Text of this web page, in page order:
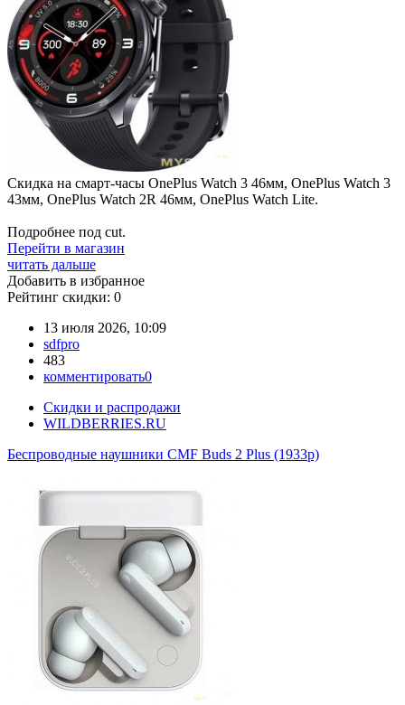
Скидка на смарт-часы OnePlus Watch 3 46мм, OnePlus Watch 3
43мм, OnePlus Watch 2R 46мм, OnePlus Watch Lite.
Подробнее под cut.
Перейти в магазин
читать дальше
Добавить в избранное
Рейтинг скидки: 0
13 июля 2026, 10:09
sdfpro
483
комментировать0
Скидки и распродажи
WILDBERRIES.RU
Беспроводные наушники CMF Buds 2 Plus (1933р)